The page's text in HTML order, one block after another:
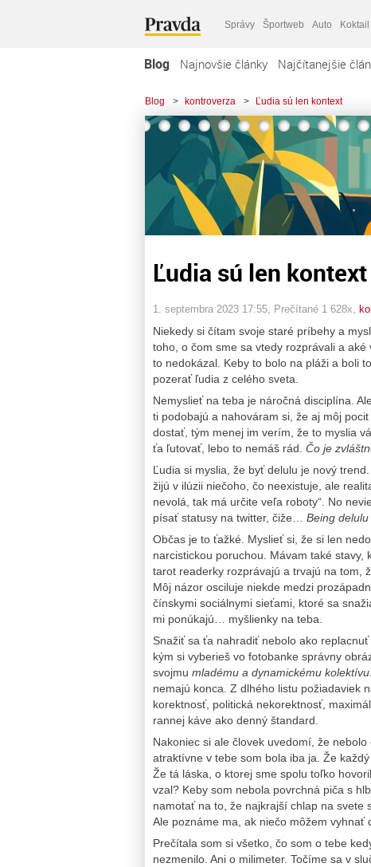
Správy Športweb Auto Koktail
Blog Najnovšie články Najčítanejšie
Blog > kontroverza > Ľudia sú len kontext
Ľudia sú len kontext
1. septembra 2023 17:55 , Prečítané 1 628x,
Niekedy si čítam svoje staré príbehy a
toho, o čom sme sa vtedy rozprávali a
to nedokázal. Keby to bolo na pláži a boli
pozerať ľudia z celého sveta.
Nemyslieť na teba je náročná disciplína.
ti podobajú a nahováram si, že aj môj
dostať, tým menej im verím, že to myslia
ťa ľutovať, lebo to nemáš rád. Čo je
Ľudia si myslia, že byť delulu je nový
žijú v ilúzii niečoho, čo neexistuje, ale
nevolá, tak má určite veľa roboty“. No
písať statusy na twitter, čiže… Being
Občas je to ťažké. Myslieť si, že si len
narcistickou poruchou. Mávam také
tarot readerky rozprávajú a trvajú na tom,
Môj názor osciluje niekde medzi
čínskymi sociálnymi sieťami, ktoré sa
mi ponúkajú… myšlienky na teba.
Snažiť sa ťa nahradiť nebolo ako
kým si vyberieš vo fotobanke správny
svojmu mladému a dynamickému
nemajú konca. Z dlhého listu požiadaviek
korektnosť, politická nekorektnosť,
rannej káve ako denný štandard.
Nakoniec si ale človek uvedomí, že
atraktívne v tebe som bola iba ja. Že
Že tá láska, o ktorej sme spolu toľko
vzal? Keby som nebola povrchná piča s
namotať na to, že najkrajší chlap na svete
Ale poznáme ma, ak niečo môžem
Prečítala som si všetko, čo som o tebe
nezmenilo. Ani o milimeter. Točíme sa v